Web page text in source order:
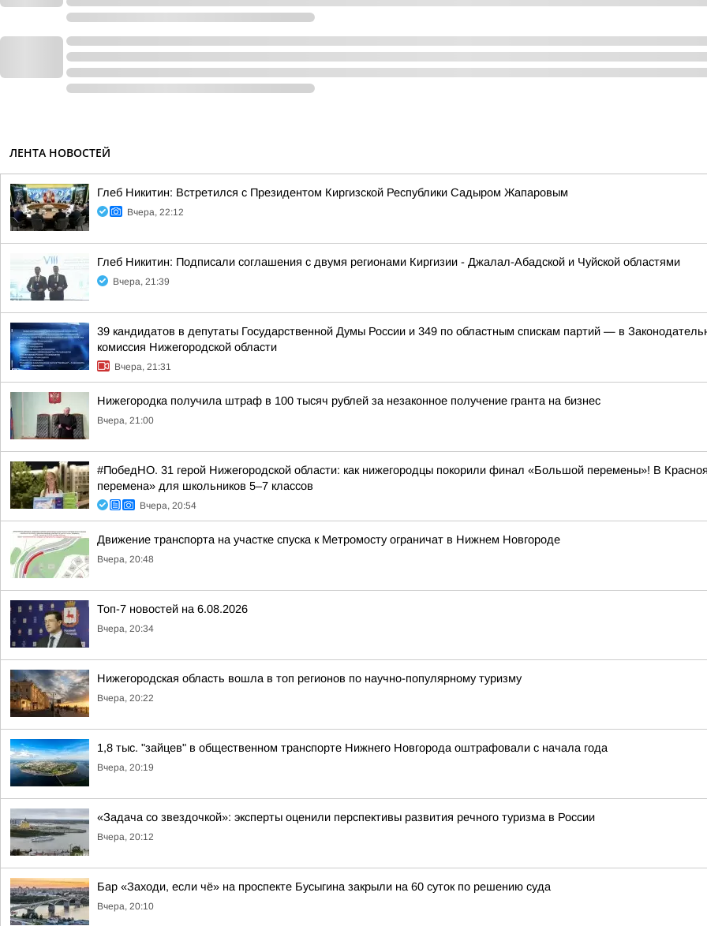
ЛЕНТА НОВОСТЕЙ
Глеб Никитин: Встретился с Президентом Киргизской Республики Садыром Жапаровым
Вчера, 22:12
Глеб Никитин: Подписали соглашения с двумя регионами Киргизии - Джалал-Абадской и Чуйской областями
Вчера, 21:39
39 кандидатов в депутаты Государственной Думы России и 349 по областным спискам партий — в
комиссия Нижегородской области
Вчера, 21:31
Нижегородка получила штраф в 100 тысяч рублей за незаконное получение гранта на бизнес
Вчера, 21:00
#ПобедНО. 31 герой Нижегородской области: как нижегородцы покорили финал «Большой перемены»! В
перемена» для школьников 5–7 классов
Вчера, 20:54
Движение транспорта на участке спуска к Метромосту ограничат в Нижнем Новгороде
Вчера, 20:48
Топ-7 новостей на 6.08.2026
Вчера, 20:34
Нижегородская область вошла в топ регионов по научно-популярному туризму
Вчера, 20:22
1,8 тыс. "зайцев" в общественном транспорте Нижнего Новгорода оштрафовали с начала года
Вчера, 20:19
«Задача со звездочкой»: эксперты оценили перспективы развития речного туризма в России
Вчера, 20:12
Бар «Заходи, если чё» на проспекте Бусыгина закрыли на 60 суток по решению суда
Вчера, 20:10